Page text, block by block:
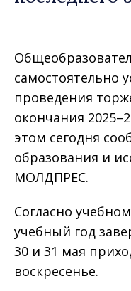
самостоятельно
проведения
окончания
этом сегодня
образования и
МОЛДПРЕС.
Согласно
учебный год
30 и 31 мая
воскресенье.